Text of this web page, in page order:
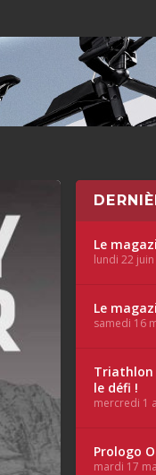
Le
lundi 22
Le
samedi 16
Triathlon
le défi !
mercredi 1
Prologo
mardi 17